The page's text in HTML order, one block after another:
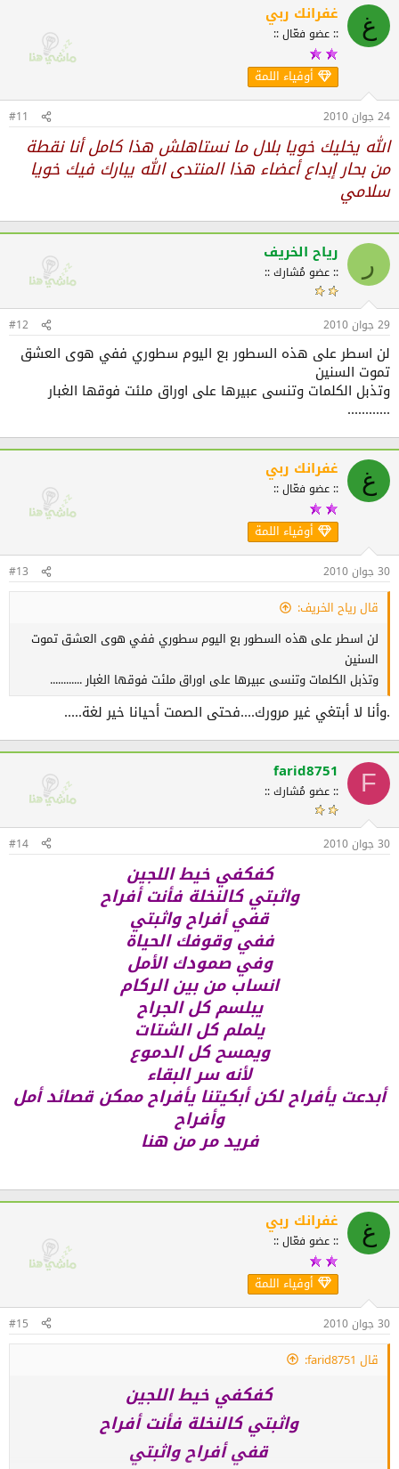
غ غفرانك ربي
:: عضو فعّال ::
أوفياء اللمة
24 جوان 2010 #11
الله يخليك خويا بلال ما نستاهلش هذا كامل أنا نقطة
من بحار إبداع أعضاء هذا المنتدى الله يبارك فيك خويا
سلامي
ر رياح الخريف
:: عضو مُشارك ::
29 جوان 2010 #12
لن اسطر على هذه السطور بع اليوم سطوري ففي هوى العشق
تموت السنين
وتذبل الكلمات وتنسى عبيرها على اوراق ملئت فوقها الغبار
............
غ غفرانك ربي
:: عضو فعّال ::
أوفياء اللمة
30 جوان 2010 #13
قال رياح الخريف:
لن اسطر على هذه السطور بع اليوم سطوري ففي هوى العشق تموت
السنين
وتذبل الكلمات وتنسى عبيرها على اوراق ملئت فوقها الغبار ............
.وأنا لا أبتغي غير مرورك....فحتى الصمت أحيانا خير لغة.....
F
farid8751
:: عضو مُشارك ::
30 جوان 2010 #14
كفكفي خيط اللجين
واثبتي كالنخلة فأنت أفراح
قفي أفراح واثبتي
ففي وقوفك الحياة
وفي صمودك الأمل
انساب من بين الركام
يبلسم كل الجراح
يلملم كل الشتات
ويمسح كل الدموع
لأنه سر البقاء
أبدعت يأفراح لكن أبكيتنا يأفراح ممكن قصائد أمل
وأفراح
فريد مر من هنا
غ غفرانك ربي
:: عضو فعّال ::
أوفياء اللمة
30 جوان 2010 #15
قال farid8751:
كفكفي خيط اللجين
واثبتي كالنخلة فأنت أفراح
قفي أفراح واثبتي